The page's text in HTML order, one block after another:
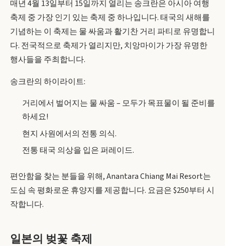
매년 4월 13일부터 15일까지 열리는 송크란은 아시아 여행
축제 중 가장 인기 있는 축제 중 하나입니다. 태국의 새해를
기념하는 이 축제는 물 싸움과 활기찬 거리 파티로 유명합니
다. 전국적으로 축제가 열리지만, 치앙마이가 가장 유명한
행사들을 주최합니다.
송크란의 하이라이트:
거리에서 벌어지는 물 싸움 – 모두가 목표물이 될 준비를
하세요!
현지 사원에서의 전통 의식.
전통 태국 의상을 입은 퍼레이드.
편안함을 찾는 분들을 위해, Anantara Chiang Mai Resort는
도심 속 평화로운 휴양지를 제공합니다. 요금은 $250부터 시
작합니다.
일본의 벚꽃 축제